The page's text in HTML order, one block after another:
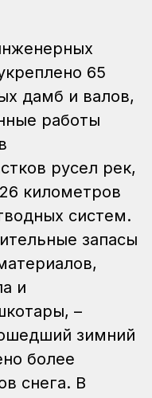
65
дамб и валов,
работы
русел рек,
километров
систем.
запасы
и
–
зимний
более
снега. В